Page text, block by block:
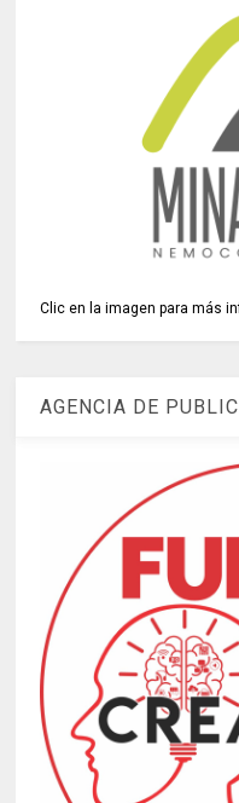
Clic en la imagen para más
AGENCIA DE